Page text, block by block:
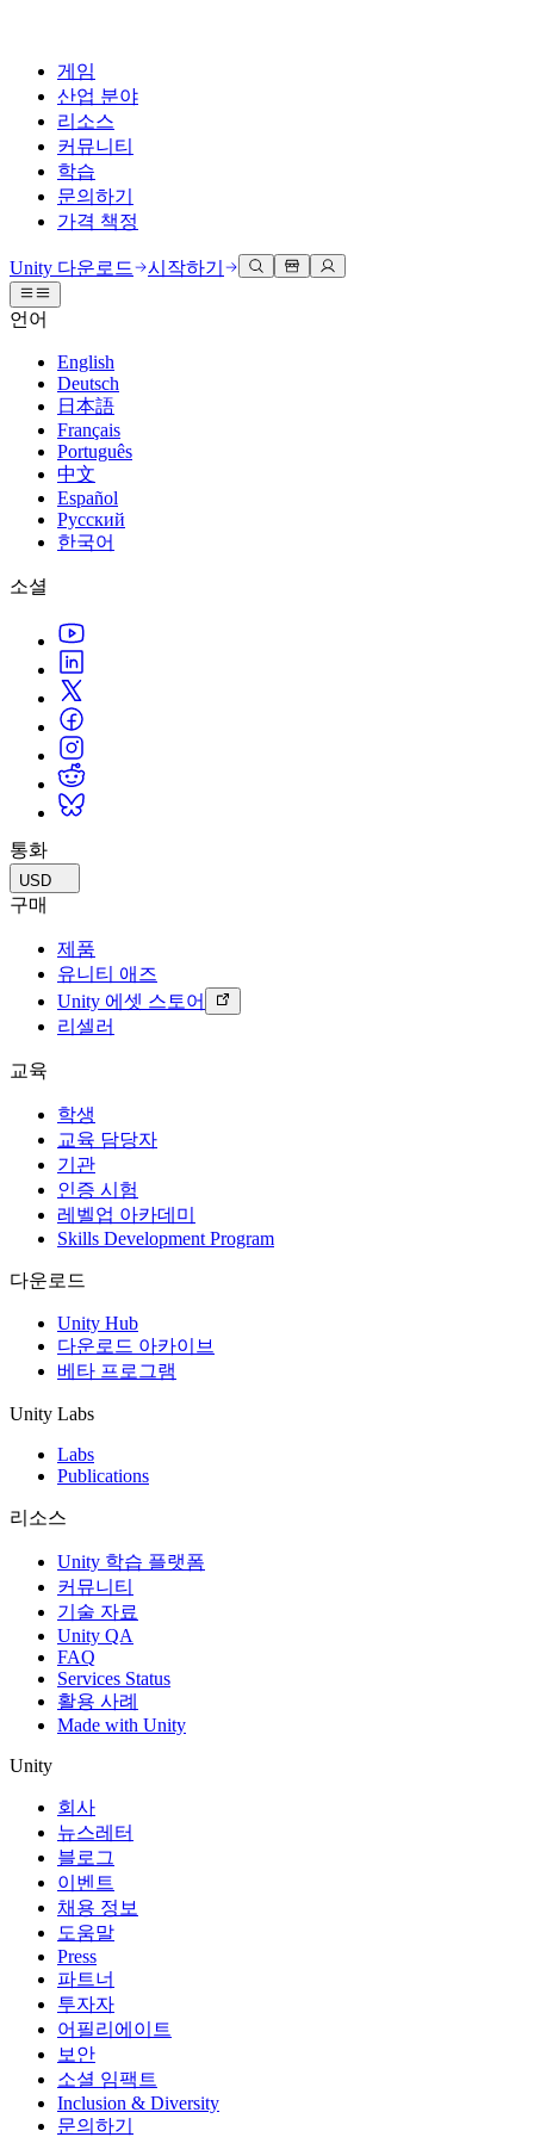
게임
산업 분야
리소스
커뮤니티
학습
문의하기
가격 책정
Unity 엔진
모든 플랫폼 위한 2D 및 3D 게임 제작
협업
팀과 함께 신속한 협업과 반복 작업을 수행하세요.
Unity 다운로드
플랜 및 가격
배포
Unity가 지원하는 25개 이상의 플랫폼을 살펴보세요.
LiveOps
출시 후 인사이트를 확인하고 라이브 게임을 운영하세요.
성장
사용자 확보
모바일 사용자를 검색하고 Acquire
매장 및 D2C 전반에 걸쳐 IAP 관리하세요.
수익화
Unity로 광고하세요
활용 부문
모바일 게임
Unity로 모바일 히트작을 제작하고 성장시키세요.
인디 게임
소규모 팀으로 대작 게임을 출시하세요.
XR 게임
여러 플랫폼에서 XR 게임을 출시하세요.
멀티플레이어 게임
멀티플레이어 게임 개발을 간소화하세요.
3D 협업
실시간 3D 프로젝트 빌드 및 검토
몰입형 교육
몰입도 높은 환경 제작
고객 경험
인터랙티브 3D 경험 제작
산업 분야
운영 우수성 확보
리테일
상점 경험을 온라인 경험으로 전환
자동차
혁신을 가속화하고 차량 내 경험을 향상시키세요.
모든 산업 보기
기술 자료
공식 유저. '광고 지면'의 타겟 고객 매뉴얼 및 API 레퍼런스
개발자 툴
릴리스 버전 및 이슈 트래커
로드맵
예정된 기능 검토
기술 용어 라이브러리
활용 사례
실제 성공 사례
베스트 프랙티스 가이드
전문가 팁
데모
데모, 샘플 및 빌딩 블록
모든 리소스
새로운 기능
블로그
업데이트, 정보, 기술 팁
뉴스
토론
토론, 문제 해결, 소통
이벤트
글로벌 이벤트 및 현지 이벤트
커뮤니티 사례
Made with Unity
Unity 크리에이터 소개
Livestreams
Unity Awards
전 세계 Unity 크리에이터 축하
Unity Learn
무료로 Unity 기술 마스터
전문 교육
Unity 강사와 함께 팀의 역량을 강화하세요
Unity 처음 사용하시나요
시작하기
학습 시작하기
Unity 사용이 처음이신가요? 여정 시작하기
사용법 가이드
실용적인 팁 및 베스트 프랙티스
교육
학생용
커리어 시작하기
교육 효율 극대화
교육 라이선스
자격증
Unity 숙련도를 입증하세요
도움 받기
성공을 위한 Unity
Success 플랜
전문가 지원을 통해 더 빠르게 목표 도달률 달성
일반적인 질문에 대한 답변
문의하기
Unity 다운로드 시작하기
언어
English
Deutsch
日本語
Français
Português
中文
Español
Русский
한국어
소셜
통화
USD
구매
제품
유니티 애즈
Unity 에셋 스토어
리셀러
교육
학생
교육 담당자
기관
인증 시험
레벨업 아카데미
Skills Development Program
다운로드
Unity Hub
다운로드 아카이브
베타 프로그램
Unity Labs
Labs
Publications
리소스
Unity 학습 플랫폼
커뮤니티
기술 자료
Unity QA
FAQ
Services Status
활용 사례
Made with Unity
Unity
회사
뉴스레터
블로그
이벤트
채용 정보
도움말
Press
파트너
투자자
어필리에이트
보안
소셜 임팩트
Inclusion & Diversity
문의하기